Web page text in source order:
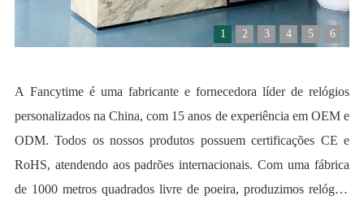
1 2 3 4 5 6
A Fancytime é uma fabricante e fornecedora líder de relógios
personalizados na China, com 15 anos de experiência em OEM e
ODM. Todos os nossos produtos possuem certificações CE e
RoHS, atendendo aos padrões internacionais. Com uma fábrica
de 1000 metros quadrados livre de poeira, produzimos relógios